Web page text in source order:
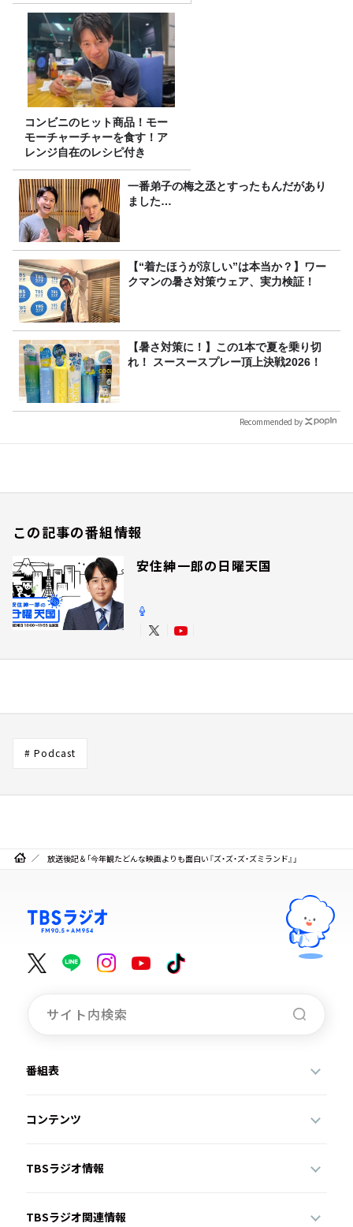
コンビニのヒット商品！モー
モーチャーチャーを食す！ア
レンジ自在のレシピ付き
一番弟子の梅之丞とすったもんだがあり
ました…
【“着たほうが涼しい”は本当か？】ワー
クマンの暑さ対策ウェア、実力検証！
【暑さ対策に！】この1本で夏を乗り切
れ！ スースースプレー頂上決戦2026！
Recommended by
この記事の番組情報
安住紳一郎の日曜天国
# Podcast
放送後記＆「今年観たどんな映画よりも面白い『ズ・ズ・ズ・ズミランド』」
番組表
コンテンツ
TBSラジオ情報
TBSラジオ関連情報